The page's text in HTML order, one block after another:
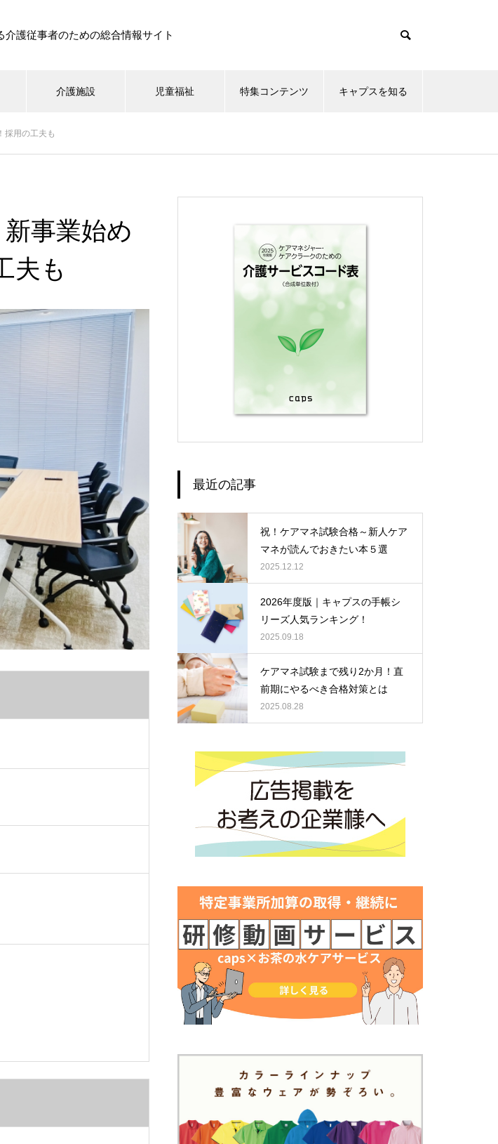
護従事者のための総合情報サイト
介護施設 児童福祉 特集コンテンツ キャプスを知る
採用の工夫も
事業始め
夫も
最近の記事
祝！ケアマネ試験合格～新人ケア
マネが読んでおきたい本５選
2025.12.12
2026年度版｜キャプスの手帳シ
リーズ人気ランキング！
2025.09.18
ケアマネ試験まで残り2か月！直
前期にやるべき合格対策とは
2025.08.28